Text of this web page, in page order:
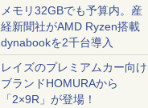
メモリ32GBでも予算内。産
経新聞社がAMD Ryzen搭載
dynabookを2千台導入
レイズのプレミアムカー向け
ブランドHOMURAから
「2×9R」が登場！